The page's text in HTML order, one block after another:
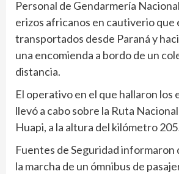
Personal de Gendarmería
erizos africanos en cautiverio que
transportados desde Paraná y
una encomienda a bordo de un
distancia.
El operativo en el que hallaron los
llevó a cabo sobre la Ruta
Huapi, a la altura del kilómetro
Fuentes de Seguridad
la marcha de un ómnibus de